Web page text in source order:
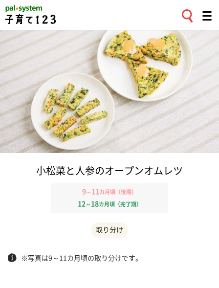
小松菜と人参のオープンオムレツ
9～ 11 カ月頃（後期）
12 ～ 18カ月頃（完了期）
取り分け
※写真は9～11カ月頃の取り分けです。